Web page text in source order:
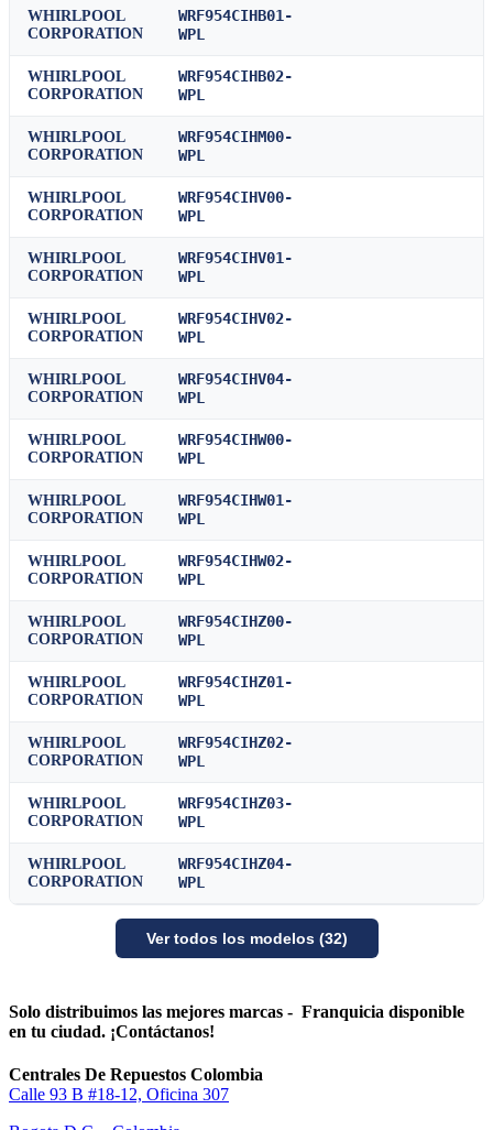
WHIRLPOOL
CORPORATION
WRF954CIHB01-
WPL
WHIRLPOOL
CORPORATION
WRF954CIHB02-
WPL
WHIRLPOOL
CORPORATION
WRF954CIHM00-
WPL
WHIRLPOOL
CORPORATION
WRF954CIHV00-
WPL
WHIRLPOOL
CORPORATION
WRF954CIHV01-
WPL
WHIRLPOOL
CORPORATION
WRF954CIHV02-
WPL
WHIRLPOOL
CORPORATION
WRF954CIHV04-
WPL
WHIRLPOOL
CORPORATION
WRF954CIHW00-
WPL
WHIRLPOOL
CORPORATION
WRF954CIHW01-
WPL
WHIRLPOOL
CORPORATION
WRF954CIHW02-
WPL
WHIRLPOOL
CORPORATION
WRF954CIHZ00-
WPL
WHIRLPOOL
CORPORATION
WRF954CIHZ01-
WPL
WHIRLPOOL
CORPORATION
WRF954CIHZ02-
WPL
WHIRLPOOL
CORPORATION
WRF954CIHZ03-
WPL
WHIRLPOOL
CORPORATION
WRF954CIHZ04-
WPL
Ver todos los modelos (32)
Solo distribuimos las mejores marcas - Franquicia disponible
en tu ciudad. ¡Contáctanos!
Centrales De Repuestos Colombia
Calle 93 B #18-12, Oficina 307